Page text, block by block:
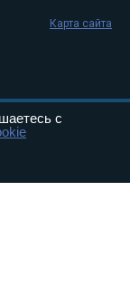
Карта сайта
с